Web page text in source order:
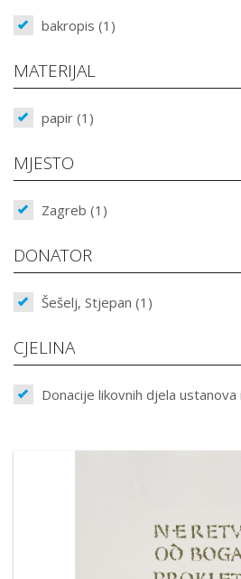
bakropis (1)
MATERIJAL
papir (1)
MJESTO
Zagreb (1)
DONATOR
Šešelj, Stjepan (1)
CJELINA
Donacije likovnih djela